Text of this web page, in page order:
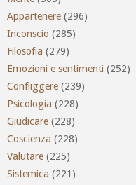
Appartenere (296)
Inconscio (285)
Filosofia (279)
Emozioni e sentimenti (252)
Confliggere (239)
Psicologia (228)
Giudicare (228)
Coscienza (228)
Valutare (225)
Sistemica (221)